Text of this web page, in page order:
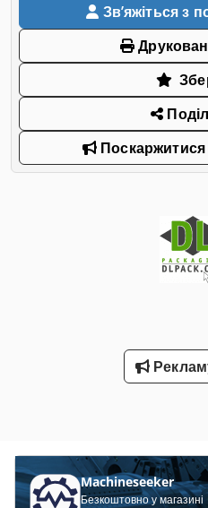
Звʼяжіться з
Machineseeker
Безкоштовно у магазині